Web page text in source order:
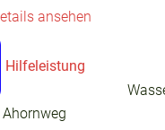
ansehen
Hilfeleistung